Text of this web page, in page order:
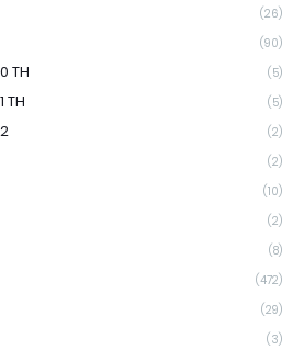
(26)
(90)
TH (5)
TH (5)
(2)
(2)
(10)
(2)
(8)
(472)
(29)
(3)